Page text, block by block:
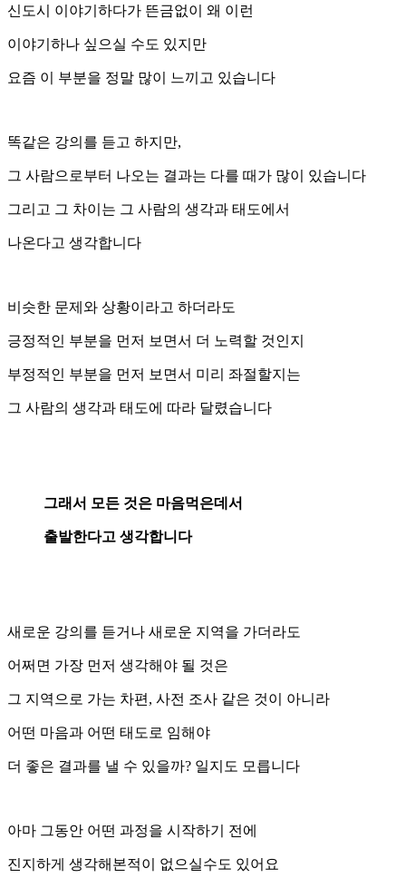
신도시 이야기하다가 뜬금없이 왜 이런
이야기하나 싶으실 수도 있지만
요즘 이 부분을 정말 많이 느끼고 있습니다
똑같은 강의를 듣고 하지만,
그 사람으로부터 나오는 결과는 다를 때가 많이 있습니다
그리고 그 차이는 그 사람의 생각과 태도에서
나온다고 생각합니다
비슷한 문제와 상황이라고 하더라도
긍정적인 부분을 먼저 보면서 더 노력할 것인지
부정적인 부분을 먼저 보면서 미리 좌절할지는
그 사람의 생각과 태도에 따라 달렸습니다
그래서 모든 것은 마음먹은데서
출발한다고 생각합니다
새로운 강의를 듣거나 새로운 지역을 가더라도
어쩌면 가장 먼저 생각해야 될 것은
그 지역으로 가는 차편, 사전 조사 같은 것이 아니라
어떤 마음과 어떤 태도로 임해야
더 좋은 결과를 낼 수 있을까? 일지도 모릅니다
아마 그동안 어떤 과정을 시작하기 전에
진지하게 생각해본적이 없으실수도 있어요